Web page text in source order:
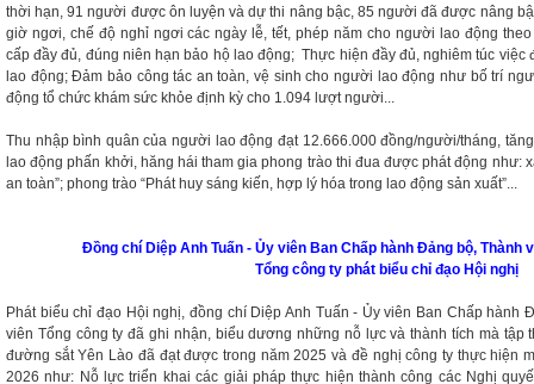
thời hạn, 91 người được ôn luyện và dự thi nâng bậc, 85 người đã được nâng
giờ ngơi, chế độ nghỉ ngơi các ngày lễ, tết, phép năm cho người lao động
cấp đầy đủ, đúng niên hạn bảo hộ lao động; Thực hiện đầy đủ, nghiêm túc việc
lao động; Đảm bảo công tác an toàn, vệ sinh cho người lao động như bố trí
động tổ chức khám sức khỏe định kỳ cho 1.094 lượt người...
Thu nhập bình quân của người lao động đạt 12.666.000 đồng/người/tháng,
lao động phấn khởi, hăng hái tham gia phong trào thi đua được phát động như:
an toàn”; phong trào “Phát huy sáng kiến, hợp lý hóa trong lao động sản xuất”...
Đồng chí Diệp Anh Tuấn - Ủy viên Ban Chấp hành Đảng bộ, Thành
Tổng công ty phát biểu chỉ đạo Hội nghị
Phát biểu chỉ đạo Hội nghị, đồng chí Diệp Anh Tuấn - Ủy viên Ban Chấp hành
viên Tổng công ty đã ghi nhận, biểu dương những nỗ lực và thành tích mà tập
đường sắt Yên Lào đã đạt được trong năm 2025 và đề nghị công ty thực hiện
2026 như: Nỗ lực triển khai các giải pháp thực hiện thành công các Nghị